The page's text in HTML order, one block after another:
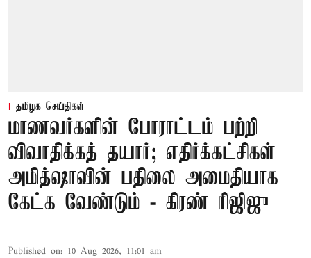
தமிழக செய்திகள்
மாணவர்களின் போராட்டம் பற்றி
விவாதிக்கத் தயார்; எதிர்க்கட்சிகள்
அமித்ஷாவின் பதிலை அமைதியாக
கேட்க வேண்டும் - கிரண் ரிஜிஜு
Published on: 10 Aug 2026, 11:01 am